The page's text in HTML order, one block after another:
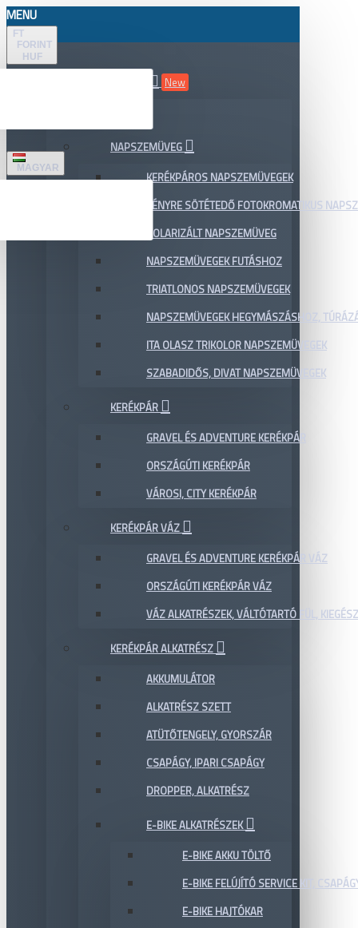
MENU
FT
FORINT
HUF
MAGYAR
New
NAPSZEMÜVEG
KERÉKPÁROS NAPSZEMÜVEGEK
FÉNYRE SÖTÉTEDŐ FOTOKROMATIKUS
POLARIZÁLT NAPSZEMÜVEG
NAPSZEMÜVEGEK FUTÁSHOZ
TRIATLONOS NAPSZEMÜVEGEK
NAPSZEMÜVEGEK HEGYMÁSZÁSHOZ,
ITA OLASZ TRIKOLOR NAPSZEMÜVEGEK
SZABADIDŐS, DIVAT NAPSZEMÜVEGEK
KERÉKPÁR
GRAVEL ÉS ADVENTURE KERÉKPÁR
ORSZÁGÚTI KERÉKPÁR
VÁROSI, CITY KERÉKPÁR
KERÉKPÁR VÁZ
GRAVEL ÉS ADVENTURE KERÉKPÁR VÁZ
ORSZÁGÚTI KERÉKPÁR VÁZ
VÁZ ALKATRÉSZEK, VÁLTÓTARTÓ FÜL,
KERÉKPÁR ALKATRÉSZ
AKKUMULÁTOR
ALKATRÉSZ SZETT
ATÜTŐTENGELY, GYORSZÁR
CSAPÁGY, IPARI CSAPÁGY
DROPPER, ALKATRÉSZ
E-BIKE ALKATRÉSZEK
E-BIKE AKKU TÖLTŐ
E-BIKE FELÚJÍTÓ SERVICE KIT,
E-BIKE HAJTÓKAR